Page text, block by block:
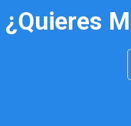
¿Quieres